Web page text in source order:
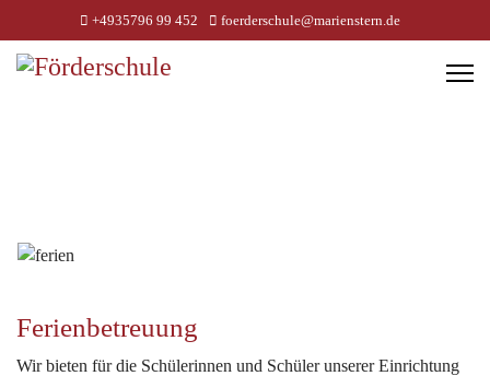
+4935796 99 452 foerderschule@marienstern.de
Ferienbetreuung
Wir bieten für die Schülerinnen und Schüler unserer Einrichtung